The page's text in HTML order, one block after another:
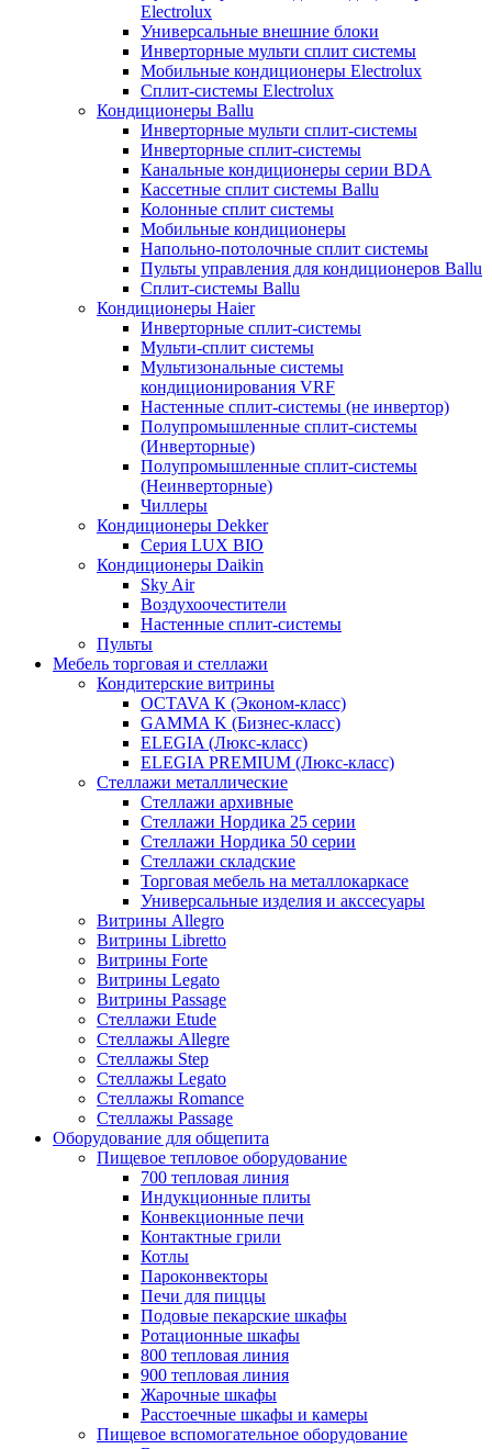
Electrolux
Универсальные внешние блоки
Инверторные мульти сплит системы
Мобильные кондиционеры Electrolux
Сплит-системы Electrolux
Кондиционеры Ballu
Инверторные мульти сплит-системы
Инверторные сплит-системы
Канальные кондиционеры серии BDA
Кассетные сплит системы Ballu
Колонные сплит системы
Мобильные кондиционеры
Напольно-потолочные сплит системы
Пульты управления для кондиционеров Ballu
Сплит-системы Ballu
Кондиционеры Haier
Инверторные сплит-системы
Мульти-сплит системы
Мультизональные системы
кондиционирования VRF
Настенные сплит-системы (не инвертор)
Полупромышленные сплит-системы
(Инверторные)
Полупромышленные сплит-системы
(Неинверторные)
Чиллеры
Кондиционеры Dekker
Серия LUX BIO
Кондиционеры Daikin
Sky Air
Воздухоочестители
Настенные сплит-системы
Пульты
Мебель торговая и стеллажи
Кондитерские витрины
OCTAVA К (Эконом-класс)
GAMMA K (Бизнес-класс)
ELEGIA (Люкс-класс)
ELEGIA PREMIUM (Люкс-класс)
Стеллажи металлические
Стеллажи архивные
Стеллажи Нордика 25 серии
Стеллажи Нордика 50 серии
Стеллажи складские
Торговая мебель на металлокаркасе
Универсальные изделия и акссесуары
Витрины Allegro
Витрины Libretto
Витрины Forte
Витрины Legato
Витрины Passage
Стеллажи Etude
Стеллажы Allegre
Стеллажы Step
Стеллажы Legato
Стеллажы Romance
Стеллажы Passage
Оборудование для общепита
Пищевое тепловое оборудование
700 тепловая линия
Индукционные плиты
Конвекционные печи
Контактные грили
Котлы
Пароконвекторы
Печи для пиццы
Подовые пекарские шкафы
Ротационные шкафы
800 тепловая линия
900 тепловая линия
Жарочные шкафы
Расстоечные шкафы и камеры
Пищевое вспомогательное оборудование